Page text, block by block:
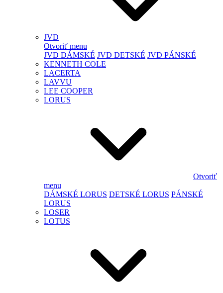
JVD
Otvoriť menu
JVD DÁMSKÉ JVD DETSKÉ JVD PÁNSKÉ
KENNETH COLE
LACERTA
LAVVU
LEE COOPER
LORUS
Otvoriť
menu
DÁMSKÉ LORUS DETSKÉ LORUS PÁNSKÉ
LORUS
LOSER
LOTUS